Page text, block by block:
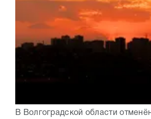
В Волгоградской области